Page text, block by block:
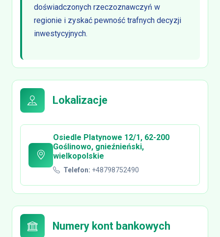
doświadczonych rzeczoznawczyń w
regionie i zyskać pewność trafnych decyzji
inwestycyjnych.
Lokalizacje
Osiedle Platynowe 12/1, 62-200
Goślinowo, gnieźnieński,
wielkopolskie
Telefon: +48798752490
Numery kont bankowych